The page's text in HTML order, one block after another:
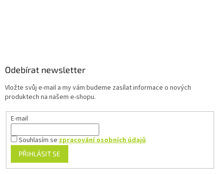
Odebírat newsletter
Vložte svůj e-mail a my vám budeme zasílat informace o nových
produktech na našem e-shopu.
E-mail
Souhlasím sezpracování osobních údajů
PŘIHLÁSIT SE